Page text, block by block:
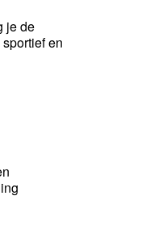
je de
en